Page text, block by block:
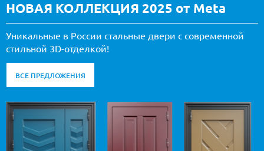
НОВАЯ КОЛЛЕКЦИЯ 2025 от Meta
Уникальные в России стальные двери с современной
стильной 3D-отделкой!
ВСЕ ПРЕДЛОЖЕНИЯ